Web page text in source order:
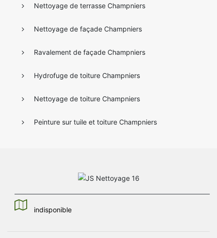
Nettoyage de terrasse Champniers
Nettoyage de façade Champniers
Ravalement de façade Champniers
Hydrofuge de toiture Champniers
Nettoyage de toiture Champniers
Peinture sur tuile et toiture Champniers
indisponible